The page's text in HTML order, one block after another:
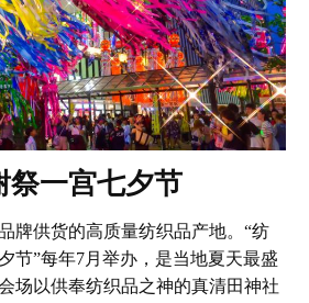
祭一宫七夕节
牌供货的高质量纺织品产地。“纺
节”每年7月举办，是当地夏天最盛
场以供奉纺织品之神的真清田神社